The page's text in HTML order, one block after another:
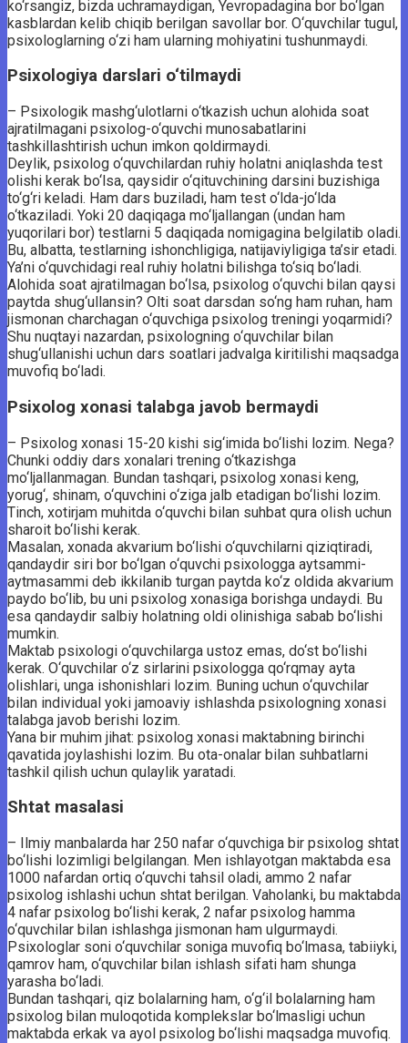
ko‘rsangiz, bizda uchramaydigan, Yevropadagina bor bo‘lgan
kasblardan kelib chiqib berilgan savollar bor. O‘quvchilar tugul,
psixologlarning o‘zi ham ularning mohiyatini tushunmaydi.
Psixologiya darslari o‘tilmaydi
– Psixologik mashg‘ulotlarni o‘tkazish uchun alohida soat
ajratilmagani psixolog-o‘quvchi munosabatlarini
tashkillashtirish uchun imkon qoldirmaydi.
Deylik, psixolog o‘quvchilardan ruhiy holatni aniqlashda test
olishi kerak bo‘lsa, qaysidir o‘qituvchining darsini buzishiga
to‘g‘ri keladi. Ham dars buziladi, ham test o‘lda-jo‘lda
o‘tkaziladi. Yoki 20 daqiqaga mo‘ljallangan (undan ham
yuqorilari bor) testlarni 5 daqiqada nomigagina belgilatib oladi.
Bu, albatta, testlarning ishonchligiga, natijaviyligiga ta’sir etadi.
Ya’ni o‘quvchidagi real ruhiy holatni bilishga to‘siq bo‘ladi.
Alohida soat ajratilmagan bo‘lsa, psixolog o‘quvchi bilan qaysi
paytda shug‘ullansin? Olti soat darsdan so‘ng ham ruhan, ham
jismonan charchagan o‘quvchiga psixolog treningi yoqarmidi?
Shu nuqtayi nazardan, psixologning o‘quvchilar bilan
shug‘ullanishi uchun dars soatlari jadvalga kiritilishi maqsadga
muvofiq bo‘ladi.
Psixolog xonasi talabga javob bermaydi
– Psixolog xonasi 15-20 kishi sig‘imida bo‘lishi lozim. Nega?
Chunki oddiy dars xonalari trening o‘tkazishga
mo‘ljallanmagan. Bundan tashqari, psixolog xonasi keng,
yorug‘, shinam, o‘quvchini o‘ziga jalb etadigan bo‘lishi lozim.
Tinch, xotirjam muhitda o‘quvchi bilan suhbat qura olish uchun
sharoit bo‘lishi kerak.
Masalan, xonada akvarium bo‘lishi o‘quvchilarni qiziqtiradi,
qandaydir siri bor bo‘lgan o‘quvchi psixologga aytsammi-
aytmasammi deb ikkilanib turgan paytda ko‘z oldida akvarium
paydo bo‘lib, bu uni psixolog xonasiga borishga undaydi. Bu
esa qandaydir salbiy holatning oldi olinishiga sabab bo‘lishi
mumkin.
Maktab psixologi o‘quvchilarga ustoz emas, do‘st bo‘lishi
kerak. O‘quvchilar o‘z sirlarini psixologga qo‘rqmay ayta
olishlari, unga ishonishlari lozim. Buning uchun o‘quvchilar
bilan individual yoki jamoaviy ishlashda psixologning xonasi
talabga javob berishi lozim.
Yana bir muhim jihat: psixolog xonasi maktabning birinchi
qavatida joylashishi lozim. Bu ota-onalar bilan suhbatlarni
tashkil qilish uchun qulaylik yaratadi.
Shtat masalasi
– Ilmiy manbalarda har 250 nafar o‘quvchiga bir psixolog shtat
bo‘lishi lozimligi belgilangan. Men ishlayotgan maktabda esa
1000 nafardan ortiq o‘quvchi tahsil oladi, ammo 2 nafar
psixolog ishlashi uchun shtat berilgan. Vaholanki, bu maktabda
4 nafar psixolog bo‘lishi kerak, 2 nafar psixolog hamma
o‘quvchilar bilan ishlashga jismonan ham ulgurmaydi.
Psixologlar soni o‘quvchilar soniga muvofiq bo‘lmasa, tabiiyki,
qamrov ham, o‘quvchilar bilan ishlash sifati ham shunga
yarasha bo‘ladi.
Bundan tashqari, qiz bolalarning ham, o‘g‘il bolalarning ham
psixolog bilan muloqotida komplekslar bo‘lmasligi uchun
maktabda erkak va ayol psixolog bo‘lishi maqsadga muvofiq.